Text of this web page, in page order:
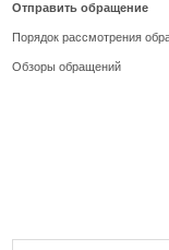
Отправить обращение
Порядок рассмотрения
Обзоры обращений